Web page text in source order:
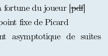
fortune du joueur [pdf]
fixe de Picard
asymptotique de suites